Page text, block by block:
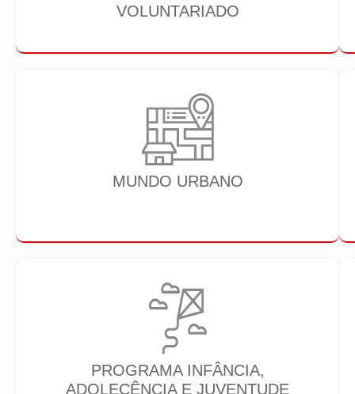
VOLUNTARIADO
MUNDO URBANO
PROGRAMA INFÂNCIA,
ADOLECÊNCIA E JUVENTUDE